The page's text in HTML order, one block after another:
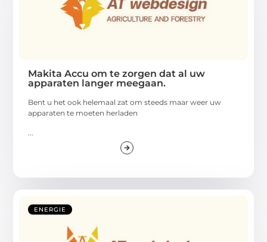
Makita Accu om te zorgen dat al uw
apparaten langer meegaan.
Bent u het ook helemaal zat om steeds maar weer uw
apparaten te moeten herladen
ENERGIE